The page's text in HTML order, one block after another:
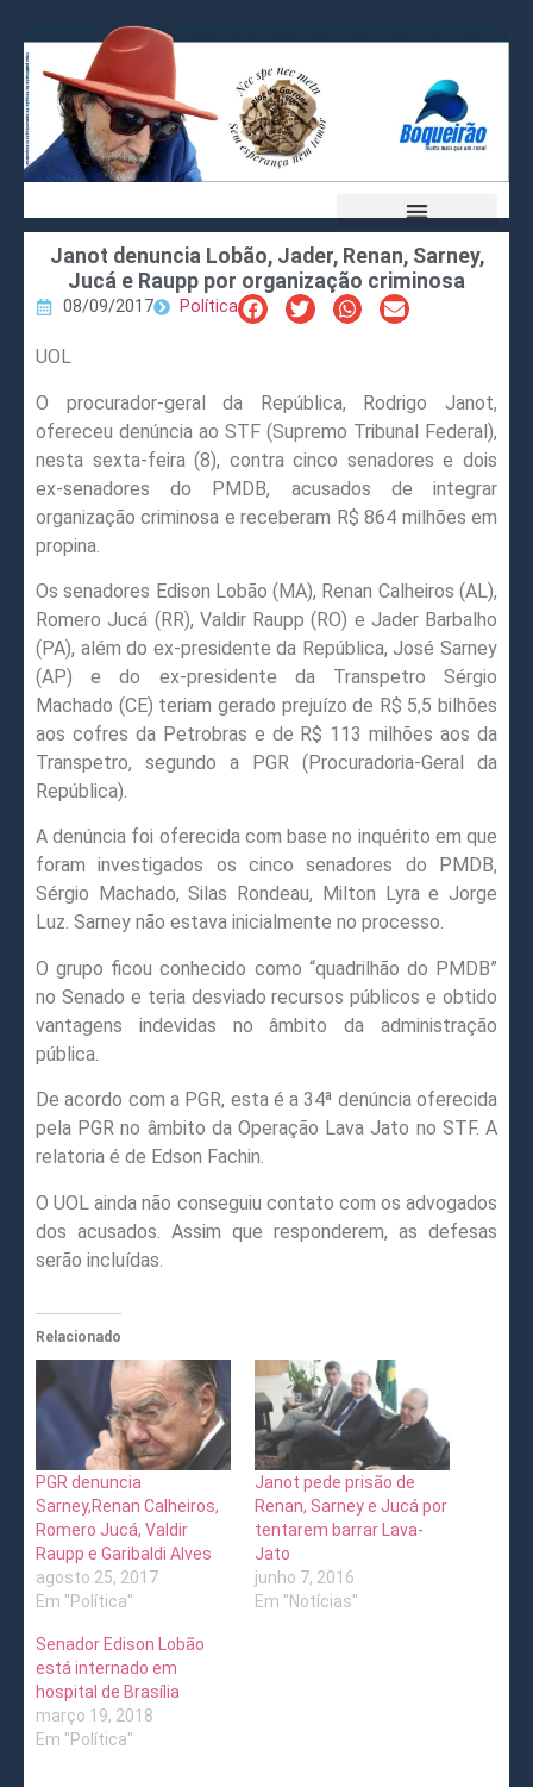
Janot denuncia Lobão, Jader, Renan, Sarney,
Jucá e Raupp por organização criminosa
08/09/2017 Política
UOL
O procurador-geral da República, Rodrigo Janot,
ofereceu denúncia ao STF (Supremo Tribunal Federal),
nesta sexta-feira (8), contra cinco senadores e dois
ex-senadores do PMDB, acusados de integrar
organização criminosa e receberam R$ 864 milhões em
propina.
Os senadores Edison Lobão (MA), Renan Calheiros (AL),
Romero Jucá (RR), Valdir Raupp (RO) e Jader Barbalho
(PA), além do ex-presidente da República, José Sarney
(AP) e do ex-presidente da Transpetro Sérgio
Machado (CE) teriam gerado prejuízo de R$ 5,5 bilhões
aos cofres da Petrobras e de R$ 113 milhões aos da
Transpetro, segundo a PGR (Procuradoria-Geral da
República).
A denúncia foi oferecida com base no inquérito em que
foram investigados os cinco senadores do PMDB,
Sérgio Machado, Silas Rondeau, Milton Lyra e Jorge
Luz. Sarney não estava inicialmente no processo.
O grupo ficou conhecido como “quadrilhão do PMDB”
no Senado e teria desviado recursos públicos e obtido
vantagens indevidas no âmbito da administração
pública.
De acordo com a PGR, esta é a 34ª denúncia oferecida
pela PGR no âmbito da Operação Lava Jato no STF. A
relatoria é de Edson Fachin.
O UOL ainda não conseguiu contato com os advogados
dos acusados. Assim que responderem, as defesas
serão incluídas.
Relacionado
PGR denuncia
Sarney,Renan Calheiros,
Romero Jucá, Valdir
Raupp e Garibaldi Alves
agosto 25, 2017
Em "Política"
Janot pede prisão de
Renan, Sarney e Jucá por
tentarem barrar Lava-
Jato
junho 7, 2016
Em "Notícias"
Senador Edison Lobão
está internado em
hospital de Brasília
março 19, 2018
Em "Política"